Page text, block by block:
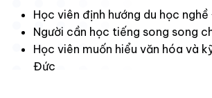
Học viên định hướng du học
Người cần học tiếng song song
Học viên muốn hiểu văn hóa và
Đức